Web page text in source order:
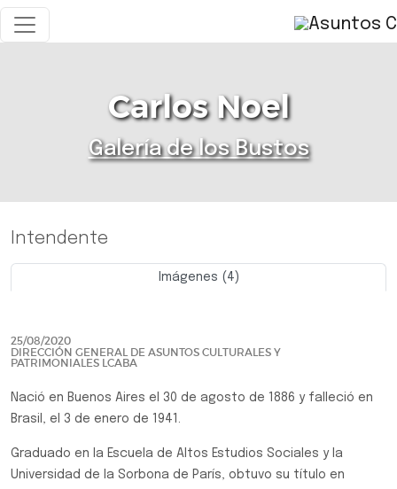
Carlos Noel
Galería de los Bustos
Intendente
Imágenes (4)
25/08/2020
DIRECCIÓN GENERAL DE ASUNTOS CULTURALES Y
PATRIMONIALES LCABA
Nació en Buenos Aires el 30 de agosto de 1886 y falleció en
Brasil, el 3 de enero de 1941.
Graduado en la Escuela de Altos Estudios Sociales y la
Universidad de la Sorbona de París, obtuvo su título en